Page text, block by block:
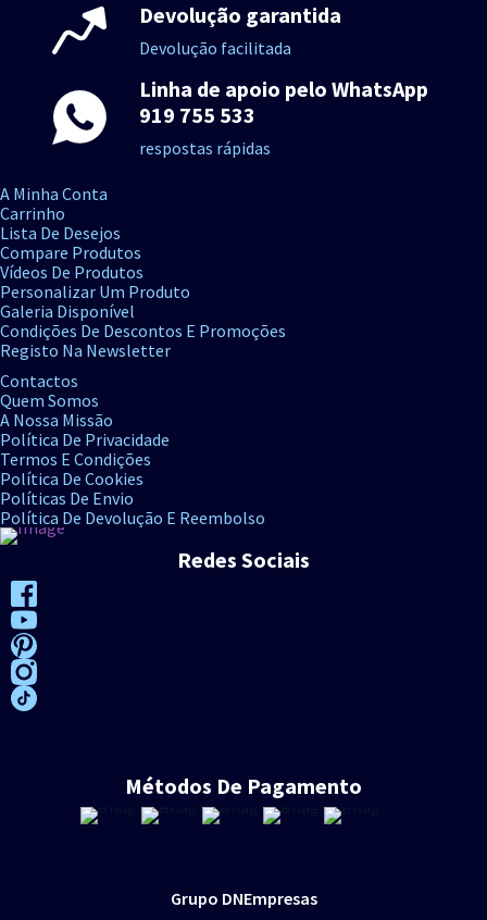
Devolução garantida
Devolução facilitada
Linha de apoio pelo WhatsApp
919 755 533
respostas rápidas
A Minha Conta
Carrinho
Lista De Desejos
Compare Produtos
Vídeos De Produtos
Personalizar Um Produto
Galeria Disponível
Condições De Descontos E Promoções
Registo Na Newsletter
Contactos
Quem Somos
A Nossa Missão
Política De Privacidade
Termos E Condições
Política De Cookies
Políticas De Envio
Política De Devolução E Reembolso
Redes Sociais
Métodos De Pagamento
Grupo DNEmpresas